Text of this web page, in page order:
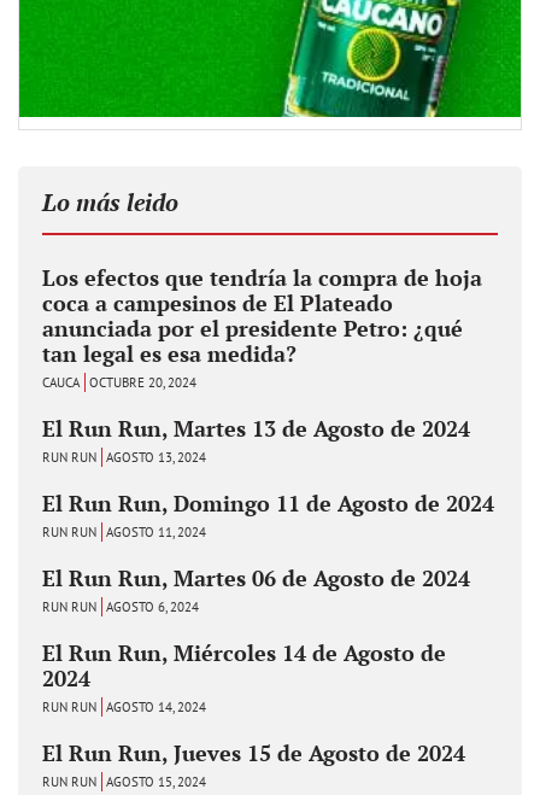
Lo más leido
Los efectos que tendría la compra de hoja
coca a campesinos de El Plateado
anunciada por el presidente Petro: ¿qué
tan legal es esa medida?
CAUCA OCTUBRE 20, 2024
El Run Run, Martes 13 de Agosto de 2024
RUN RUN AGOSTO 13, 2024
El Run Run, Domingo 11 de Agosto de 2024
RUN RUN AGOSTO 11, 2024
El Run Run, Martes 06 de Agosto de 2024
RUN RUN AGOSTO 6, 2024
El Run Run, Miércoles 14 de Agosto de
2024
RUN RUN AGOSTO 14, 2024
El Run Run, Jueves 15 de Agosto de 2024
RUN RUN AGOSTO 15, 2024